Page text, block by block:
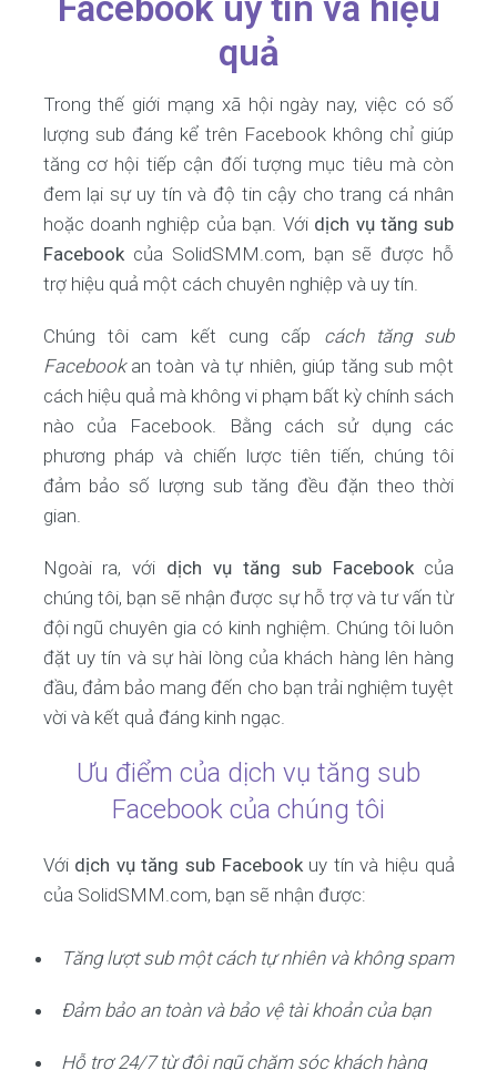
quả
Trong thế giới mạng xã hội ngày nay, việc có số
lượng sub đáng kể trên Facebook không chỉ giúp
tăng cơ hội tiếp cận đối tượng mục tiêu mà còn
đem lại sự uy tín và độ tin cậy cho trang cá nhân
hoặc doanh nghiệp của bạn. Với dịch vụ tăng sub
Facebookcủa SolidSMM.com, bạn sẽ được hỗ
trợ hiệu quả một cách chuyên nghiệp và uy tín.
Chúng tôi cam kết cung cấp cách tăng sub
Facebookan toàn và tự nhiên, giúp tăng sub một
cách hiệu quả mà không vi phạm bất kỳ chính sách
nào của Facebook. Bằng cách sử dụng các
phương pháp và chiến lược tiên tiến, chúng tôi
đảm bảo số lượng sub tăng đều đặn theo thời
gian.
Ngoài ra, với dịch vụ tăng sub Facebookcủa
chúng tôi, bạn sẽ nhận được sự hỗ trợ và tư vấn từ
đội ngũ chuyên gia có kinh nghiệm. Chúng tôi luôn
đặt uy tín và sự hài lòng của khách hàng lên hàng
đầu, đảm bảo mang đến cho bạn trải nghiệm tuyệt
vời và kết quả đáng kinh ngạc.
Ưu điểm của dịch vụ tăng sub
Facebook của chúng tôi
Với dịch vụ tăng sub Facebookuy tín và hiệu quả
của SolidSMM.com, bạn sẽ nhận được:
Tăng lượt sub một cách tự nhiên và không spam
Đảm bảo an toàn và bảo vệ tài khoản của bạn
Hỗ trợ 24/7 từ đội ngũ chăm sóc khách hàng